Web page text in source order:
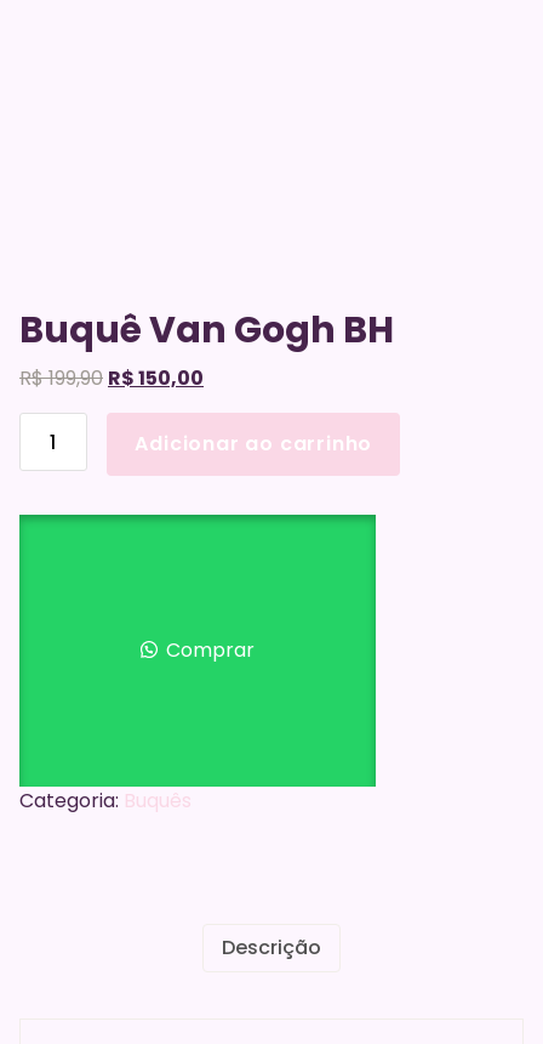
Buquê Van Gogh BH
R$199,90 O
preço
original
R$150,00
preço
atual
Van
BH
Adicionar ao carrinho
Comprar
Categoria: Buquês
Descrição